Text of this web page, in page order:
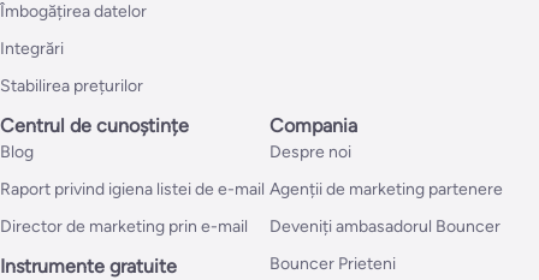
Îmbogățirea datelor
Integrări
Stabilirea prețurilor
Centrul de cunoștințe
Blog
Raport privind igiena listei de e-mail
Director de marketing prin e-mail
Instrumente gratuite
Compania
Despre noi
Agenții de marketing partenere
Deveniți ambasadorul Bouncer
Bouncer Prieteni